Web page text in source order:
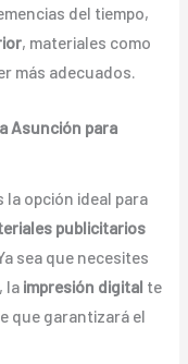
del tiempo,
, materiales como
más adecuados.
Asunción para
la opción ideal para
publicitarios
sea que necesites
la impresión digital te
que garantizará el